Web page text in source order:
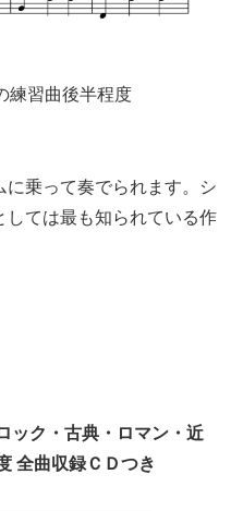
練習曲後半程度
乗って奏でられます。シ
しては最も知られている作
ック・古典・ロマン・近
全曲収録ＣＤつき